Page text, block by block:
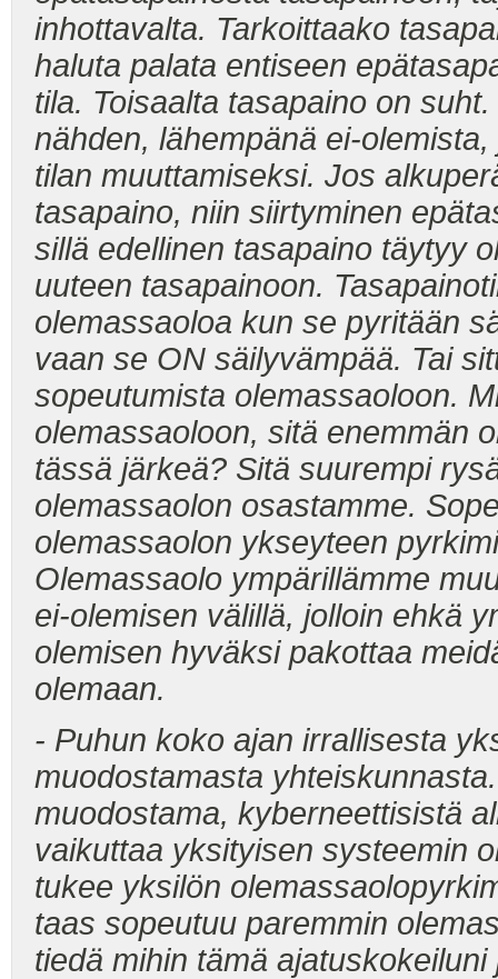
inhottavalta. Tarkoittaako
haluta palata entiseen
tila. Toisaalta tasapaino on
nähden, lähempänä ei-
tilan muuttamiseksi. Jos
tasapaino, niin siirtyminen
sillä edellinen tasapaino täytyy
uuteen tasapainoon.
olemassaoloa kun se pyritään
vaan se ON säilyvämpää. Tai
sopeutumista olemassaoloon.
olemassaoloon, sitä enemmän
tässä järkeä? Sitä suurempi
olemassaolon osastamme.
olemassaolon ykseyteen
Olemassaolo ympärillämme
ei-olemisen välillä, jolloin ehkä
olemisen hyväksi pakottaa
olemaan.
- Puhun koko ajan irrallisesta
muodostamasta
muodostama, kyberneettisistä
vaikuttaa yksityisen systeemin
tukee yksilön
taas sopeutuu paremmin
tiedä mihin tämä ajatuskokeiluni